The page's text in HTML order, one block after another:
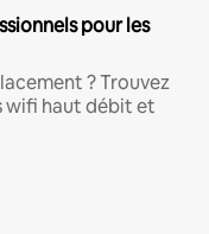
pour les
? Trouvez
wifi haut débit et